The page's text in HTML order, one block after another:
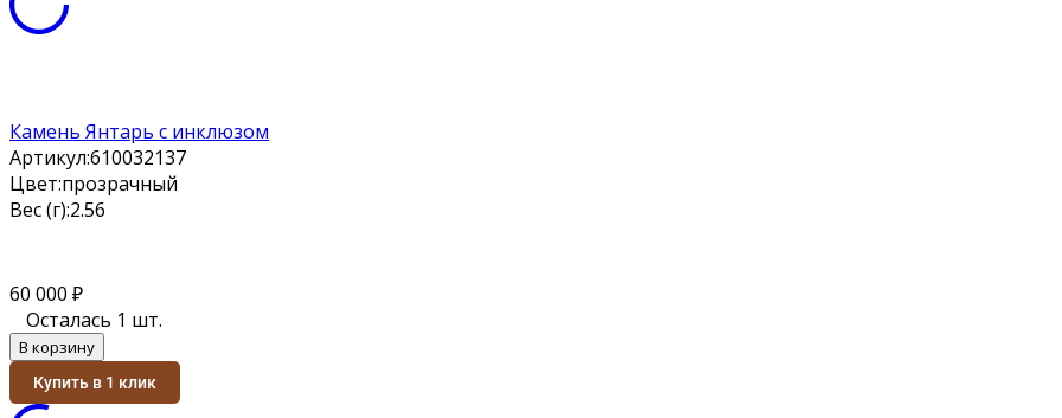
Камень Янтарь с инклюзом
Артикул:610032137
Цвет:прозрачный
Вес (г):2.56
60 000 ₽
Осталась 1 шт.
В корзину
Купить в 1 клик